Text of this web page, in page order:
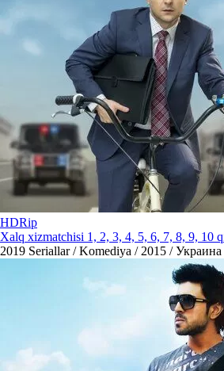
HDRip
Xalq xizmatchisi 1, 2, 3, 4, 5, 6, 7, 8, 9, 10
2019 Seriallar / Komediya / 2015 / Украина